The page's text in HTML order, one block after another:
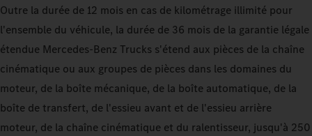
Outre la durée de 12 mois en cas de kilométrage illimité pour
l'ensemble du véhicule, la durée de 36 mois de la garantie légale
étendue Mercedes‑Benz Trucks s'étend aux pièces de la chaîne
cinématique ou aux groupes de pièces dans les domaines du
moteur, de la boîte mécanique, de la boîte automatique, de la
boîte de transfert, de l'essieu avant et de l'essieu arrière
moteur, de la chaîne cinématique et du ralentisseur, jusqu'à 250